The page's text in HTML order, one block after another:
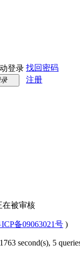
登录 找回密码
注册
在被审核
备09063021号 )
second(s), 5